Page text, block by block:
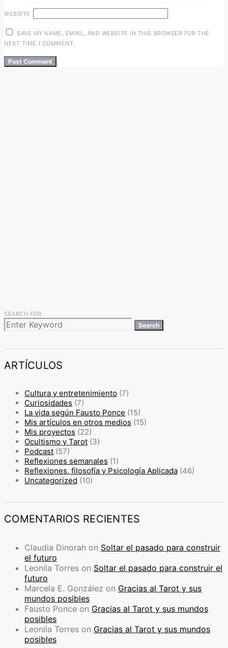
WEBSITE
SAVE MY NAME, EMAIL, AND WEBSITE IN THIS BROWSER FOR THE
NEXT TIME I COMMENT.
SEARCH FOR:
Search
ARTÍCULOS
Cultura y entretenimiento (7)
Curiosidades (7)
La vida según Fausto Ponce (15)
Mis artículos en otros medios (15)
Mis proyectos (22)
Ocultismo y Tarot (3)
Podcast (57)
Reflexiones semanales (1)
Reflexiones, filosofía y Psicología Aplicada (46)
Uncategorized (10)
COMENTARIOS RECIENTES
Claudia Dinorah on Soltar el pasado para construir
el futuro
Leonila Torres on Soltar el pasado para construir el
futuro
Marcela E. González on Gracias al Tarot y sus
mundos posibles
Fausto Ponce on Gracias al Tarot y sus mundos
posibles
Leonila Torres on Gracias al Tarot y sus mundos
posibles